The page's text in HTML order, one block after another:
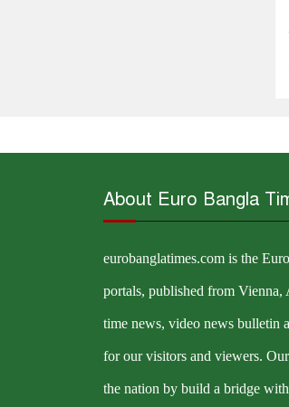
About Euro Bangla
eurobanglatimes.com is the
portals, published from Vienna,
time news, video news bulletin
for our visitors and viewers.
the nation by build a bridge